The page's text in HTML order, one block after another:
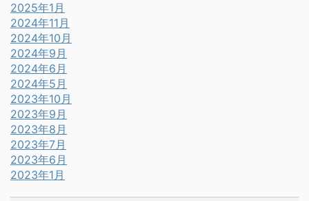
2025年1月
2024年11月
2024年10月
2024年9月
2024年6月
2024年5月
2023年10月
2023年9月
2023年8月
2023年7月
2023年6月
2023年1月